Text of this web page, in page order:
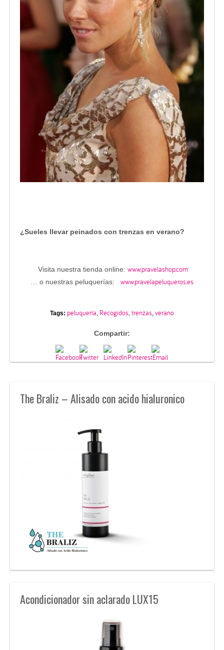
¿Sueles llevar peinados con trenzas en verano?
Visita nuestra tienda online: www.pravelashop.com
… o nuestras peluquerías: www.pravelapeluqueros.es
Tags: peluquería, Recogidos, trenzas, verano
Compartir:
The Braliz – Alisado con acido hialuronico
Acondicionador sin aclarado LUX15